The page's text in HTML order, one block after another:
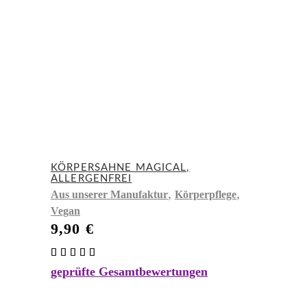
KÖRPERSAHNE MAGICAL,
ALLERGENFREI
Aus unserer Manufaktur, Körperpflege,
Vegan
9,90 €
5.00
geprüfte Gesamtbewertungen